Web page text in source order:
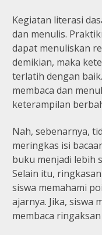
Kegiatan literasi
dan menulis.
dapat menuliskan
demikian, maka
terlatih dengan
membaca dan
keterampilan
Nah, sebenarnya,
meringkas isi
buku menjadi lebih
Selain itu,
siswa memahami
ajarnya. Jika, siswa
membaca